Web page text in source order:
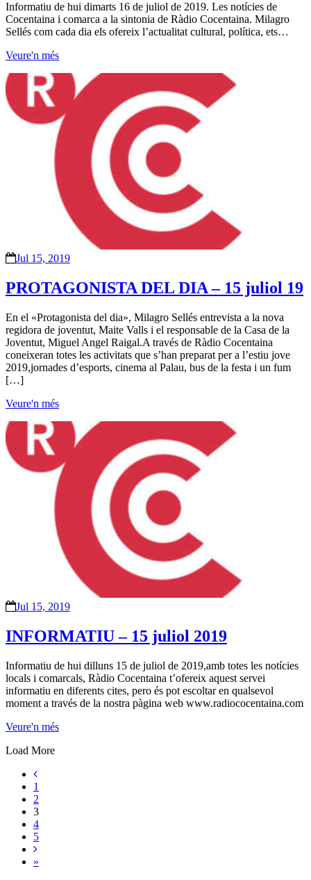
Informatiu de hui dimarts 16 de juliol de 2019. Les notícies de
Cocentaina i comarca a la sintonia de Ràdio Cocentaina. Milagro
Sellés com cada dia els ofereix l’actualitat cultural, política, ets…
Veure'n més
Jul 15, 2019
PROTAGONISTA DEL DIA – 15 juliol 19
En el «Protagonista del dia», Milagro Sellés entrevista a la nova
regidora de joventut, Maite Valls i el responsable de la Casa de la
Joventut, Miguel Angel Raigal.A través de Ràdio Cocentaina
coneixeran totes les activitats que s’han preparat per a l’estiu jove
2019,jornades d’esports, cinema al Palau, bus de la festa i un fum
[…]
Veure'n més
Jul 15, 2019
INFORMATIU – 15 juliol 2019
Informatiu de hui dilluns 15 de juliol de 2019,amb totes les notícies
locals i comarcals, Ràdio Cocentaina t’ofereix aquest servei
informatiu en diferents cites, pero és pot escoltar en qualsevol
moment a través de la nostra pàgina web www.radiococentaina.com
Veure'n més
Load More
1
2
3
4
5
»